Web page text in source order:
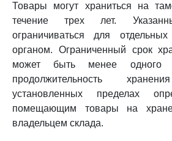
Товары могут храниться на
течение трех лет.
ограничиваться для
органом. Ограниченный срок
может быть менее одного
продолжительность
установленных пределах
помещающим товары на
владельцем склада.